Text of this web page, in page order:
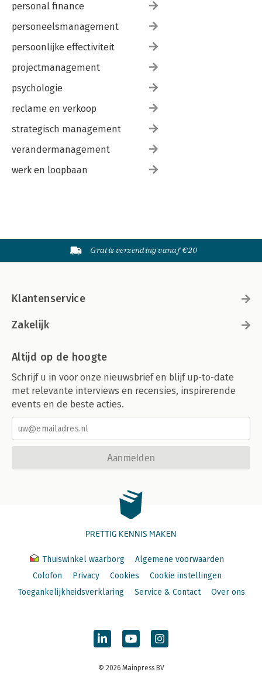
personal finance
personeelsmanagement
persoonlijke effectiviteit
projectmanagement
psychologie
reclame en verkoop
strategisch management
verandermanagement
werk en loopbaan
Gratis verzending vanaf €20
Klantenservice
Zakelijk
Altijd op de hoogte
Schrijf u in voor onze nieuwsbrief en blijf up-to-date
met relevante interviews en recensies, inspirerende
events en de beste acties.
Aanmelden
PRETTIG KENNIS MAKEN
Thuiswinkel waarborg
Algemene voorwaarden
Colofon
Privacy Cookies
Cookie instellingen
Toegankelijkheidsverklaring
Service & Contact Over ons
© 2026 Mainpress BV